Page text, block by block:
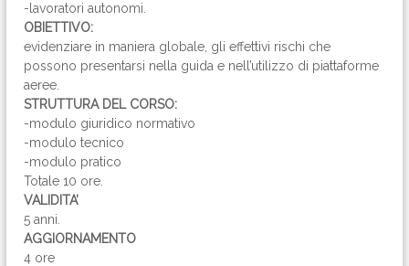
-lavoratori autonomi.
OBIETTIVO:
evidenziare in maniera globale, gli effettivi rischi che
possono presentarsi nella guida e nell’utilizzo di piattaforme
aeree.
STRUTTURA DEL CORSO:
-modulo giuridico normativo
-modulo tecnico
-modulo pratico
Totale 10 ore.
VALIDITA’
5 anni.
AGGIORNAMENTO
4 ore